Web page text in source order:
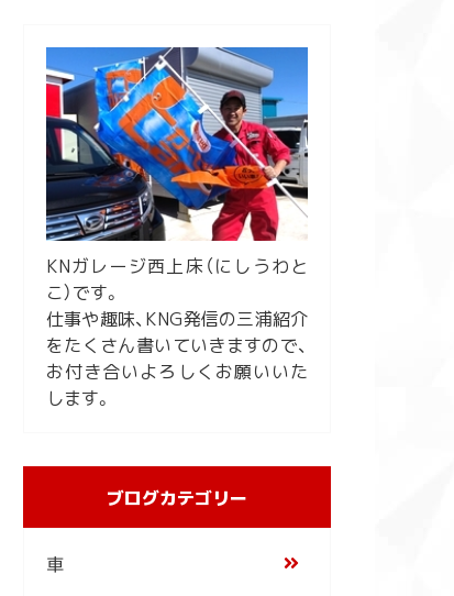
KNガレージ西上床（にしうわと
こ）です。
仕事や趣味、KNG発信の三浦紹介
をたくさん書いていきますので、
お付き合いよろしくお願いいた
します。
ブログカテゴリー
車